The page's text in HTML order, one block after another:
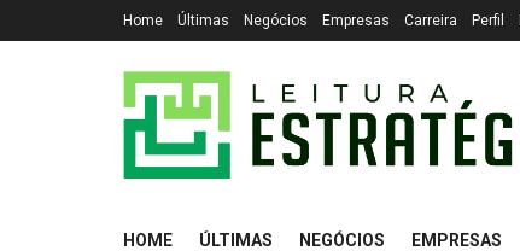
Home Últimas Negócios Empresas Carreira Perfil
HOME ÚLTIMAS NEGÓCIOS EMPRESAS